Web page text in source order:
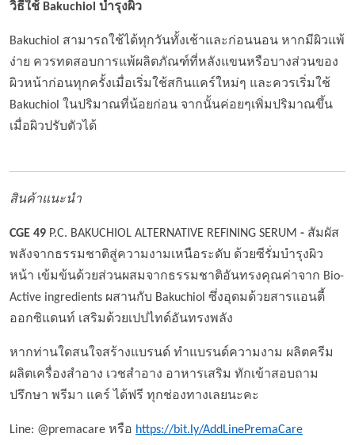
วิธีใช้ Bakuchiol บำรุงผิว
Bakuchiol สามารถใช้ได้ทุกวันทั้งเช้าและก่อนนอน หากมีผิวแพ้
ง่าย ควรทดสอบการแพ้ผลิตภัณฑ์ที่หลังแขนหรือบางส่วนของ
ผิวหน้าก่อนทุกครั้งเมื่อเริ่มใช้สกินแคร์ใหม่ๆ และควรเริ่มใช้
Bakuchiol ในปริมาณที่น้อยก่อน จากนั้นค่อยๆเพิ่มปริมาณขึ้น
เมื่อผิวปรับตัวได้
สินค้าแนะนำ
CGE 49 P.C. BAKUCHIOL ALTERNATIVE REFINING SERUM - สัมผัส
พลังจากธรรมชาติสู่ความงามเหนือระดับ ด้วยซีรั่มบำรุงผิว
หน้า เข้มข้นด้วยส่วนผสมจากธรรมชาติอันทรงคุณค่าจาก Bio-
Active ingredients ผสานกับ Bakuchiol ซึ่งอุดมด้วยสารแอนตี้
ออกซิแดนท์ เสริมด้วยเปปไทด์อันทรงพลัง
หากท่านใดสนใจสร้างแบรนด์ ทำแบรนด์ความงาม ผลิตครีม
ผลิตเครื่องสำอาง เวชสำอาง อาหารเสริม ทักเข้าสอบถาม
ปรึกษา พรีมา แคร์ ได้ฟรี ทุกช่องทางเลยนะคะ
Line: @premacare หรือ https://bit.ly/AddLinePremaCare